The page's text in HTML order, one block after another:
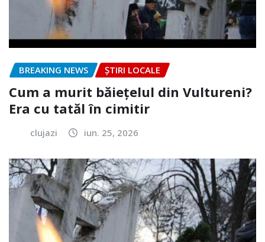
BREAKING NEWS ȘTIRI LOCALE
Cum a murit băiețelul din Vultureni?
Era cu tatăl în cimitir
clujazi iun. 25, 2026